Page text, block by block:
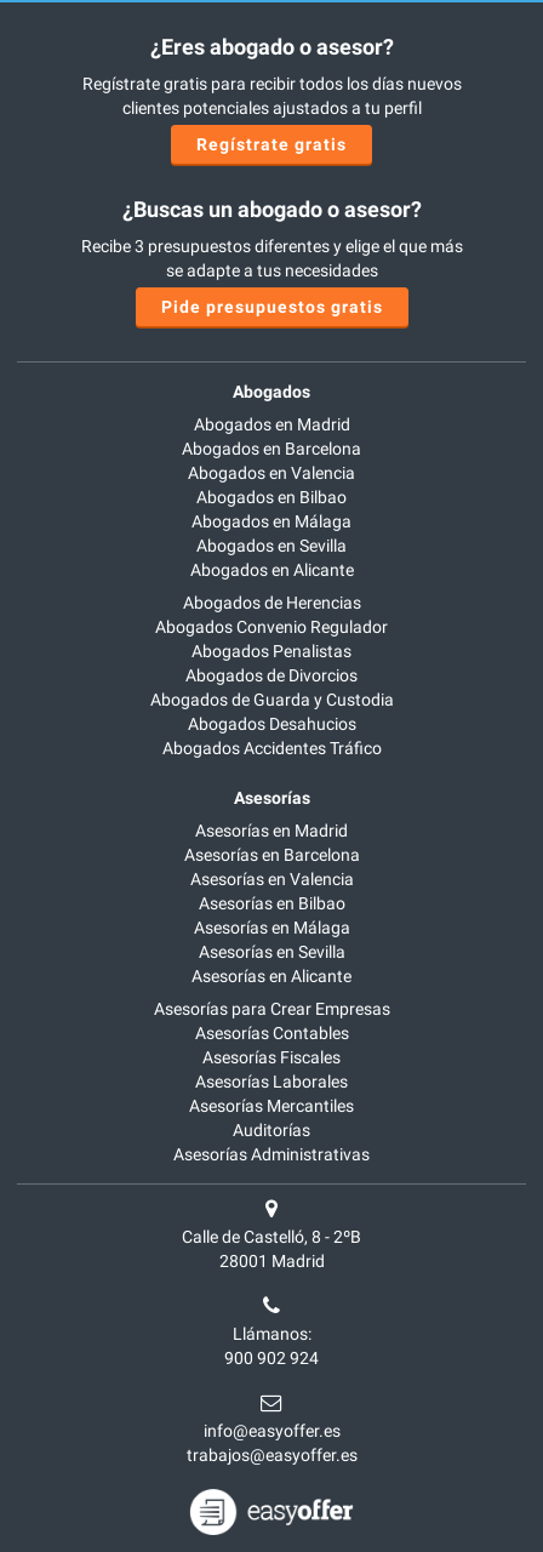
¿Eres abogado o asesor?
Regístrate gratis para recibir todos los días nuevos
clientes potenciales ajustados a tu perfil
Regístrate gratis
¿Buscas un abogado o asesor?
Recibe 3 presupuestos diferentes y elige el que más
se adapte a tus necesidades
Pide presupuestos gratis
Abogados
Abogados en Madrid
Abogados en Barcelona
Abogados en Valencia
Abogados en Bilbao
Abogados en Málaga
Abogados en Sevilla
Abogados en Alicante
Abogados de Herencias
Abogados Convenio Regulador
Abogados Penalistas
Abogados de Divorcios
Abogados de Guarda y Custodia
Abogados Desahucios
Abogados Accidentes Tráfico
Asesorías
Asesorías en Madrid
Asesorías en Barcelona
Asesorías en Valencia
Asesorías en Bilbao
Asesorías en Málaga
Asesorías en Sevilla
Asesorías en Alicante
Asesorías para Crear Empresas
Asesorías Contables
Asesorías Fiscales
Asesorías Laborales
Asesorías Mercantiles
Auditorías
Asesorías Administrativas
Calle de Castelló, 8 - 2ºB
28001 Madrid
Llámanos:
900 902 924
info@easyoffer.es
trabajos@easyoffer.es